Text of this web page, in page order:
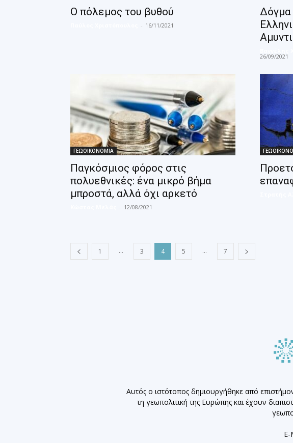
Ο πόλεμος του βυθού
- 16/11/2021
Δόγμα
26/09/2021
ΓΕΩΟΙΚΟΝΟΜΙΑ
Παγκόσμιος φόρος στις
πολυεθνικές: ένα μικρό βήμα
μπροστά, αλλά όχι αρκετό
- 12/08/2021
1 ... 3 4 5 ... 7
Αυτός ο ιστότοπος δημιουργήθηκε από
τη γεωπολιτική της Ευρώπης και έχουν
E-